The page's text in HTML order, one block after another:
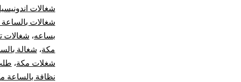
شغالات
شغالات
بساعه، شغالات
مكة، شغالة
شغلات مكة،
نظافة بالساعة